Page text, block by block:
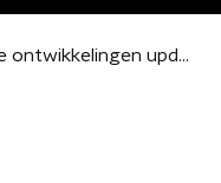
Cabaret: Formatie ontwikkelingen update